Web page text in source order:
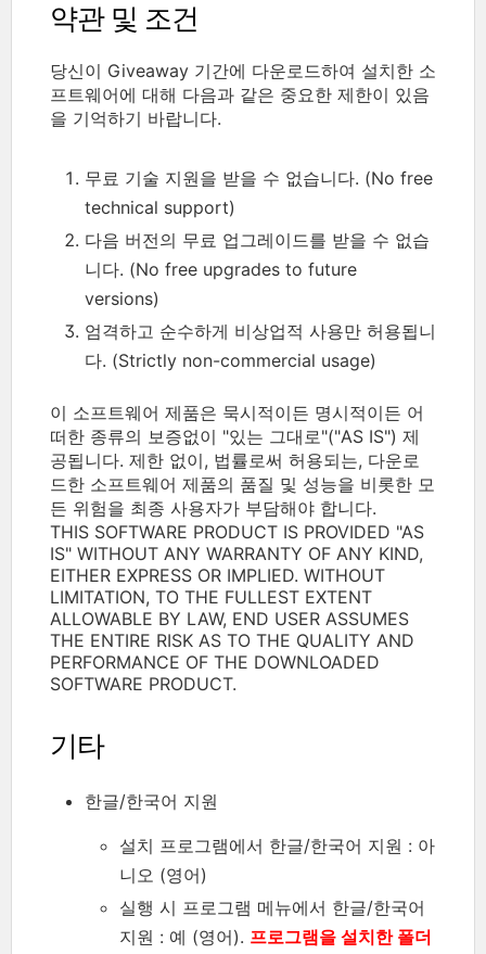
약관 및 조건
당신이 Giveaway 기간에 다운로드하여 설치한 소
프트웨어에 대해 다음과 같은 중요한 제한이 있음
을 기억하기 바랍니다.
무료 기술 지원을 받을 수 없습니다. (No free
technical support)
다음 버전의 무료 업그레이드를 받을 수 없습
니다. (No free upgrades to future
versions)
엄격하고 순수하게 비상업적 사용만 허용됩니
다. (Strictly non-commercial usage)
이 소프트웨어 제품은 묵시적이든 명시적이든 어
떠한 종류의 보증없이 "있는 그대로"("AS IS") 제
공됩니다. 제한 없이, 법률로써 허용되는, 다운로
드한 소프트웨어 제품의 품질 및 성능을 비롯한 모
든 위험을 최종 사용자가 부담해야 합니다.
THIS SOFTWARE PRODUCT IS PROVIDED "AS
IS" WITHOUT ANY WARRANTY OF ANY KIND,
EITHER EXPRESS OR IMPLIED. WITHOUT
LIMITATION, TO THE FULLEST EXTENT
ALLOWABLE BY LAW, END USER ASSUMES
THE ENTIRE RISK AS TO THE QUALITY AND
PERFORMANCE OF THE DOWNLOADED
SOFTWARE PRODUCT.
기타
한글/한국어 지원
설치 프로그램에서 한글/한국어 지원 : 아
니오 (영어)
실행 시 프로그램 메뉴에서 한글/한국어
지원 : 예 (영어). 프로그램을 설치한 폴더